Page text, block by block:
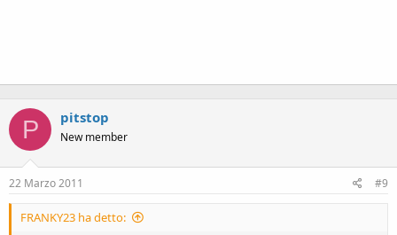
P pitstop
New member
22 Marzo 2011 #9
FRANKY23 ha detto: